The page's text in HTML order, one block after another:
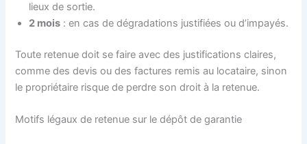
lieux de sortie.
2 mois : en cas de dégradations justifiées ou d’impayés.
Toute retenue doit se faire avec des justifications claires,
comme des devis ou des factures remis au locataire, sinon
le propriétaire risque de perdre son droit à la retenue.
Motifs légaux de retenue sur le dépôt de garantie